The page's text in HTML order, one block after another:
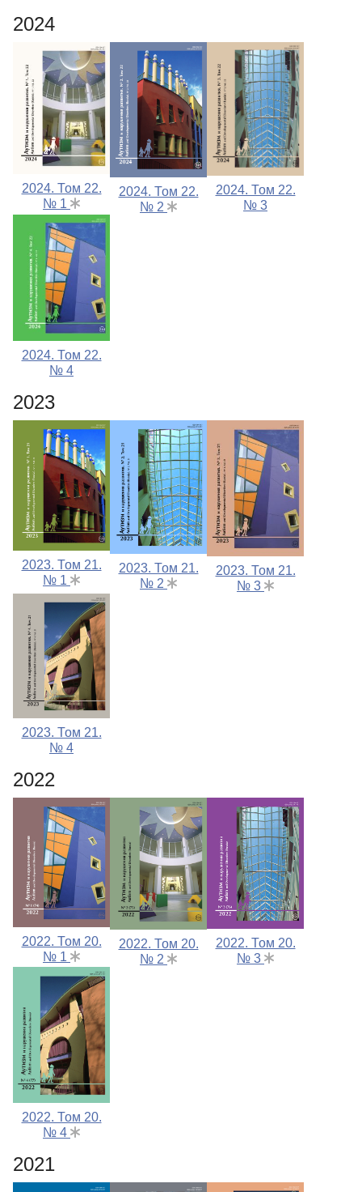
2024
2024. Том 22.
№ 1
2024. Том 22.
№ 2
2024. Том 22.
№ 3
2024. Том 22.
№ 4
2023
2023. Том 21.
№ 1
2023. Том 21.
№ 2
2023. Том 21.
№ 3
2023. Том 21.
№ 4
2022
2022. Том 20.
№ 1
2022. Том 20.
№ 2
2022. Том 20.
№ 3
2022. Том 20.
№ 4
2021